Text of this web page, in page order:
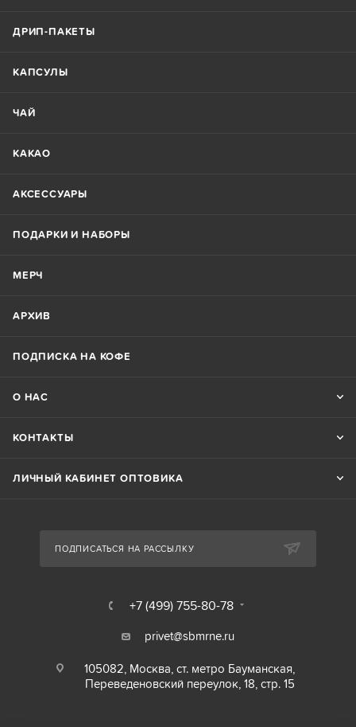
ДРИП-ПАКЕТЫ
КАПСУЛЫ
ЧАЙ
КАКАО
АКСЕССУАРЫ
ПОДАРКИ И НАБОРЫ
МЕРЧ
АРХИВ
ПОДПИСКА НА КОФЕ
О НАС
КОНТАКТЫ
ЛИЧНЫЙ КАБИНЕТ ОПТОВИКА
ПОДПИСАТЬСЯ НА РАССЫЛКУ
+7 (499) 755-80-78
privet@sbmrne.ru
105082, Москва, ст. метро Бауманская,
Переведеновский переулок, 18, стр. 15